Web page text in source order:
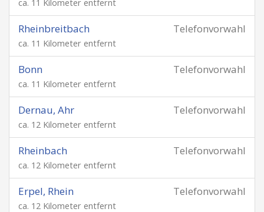
ca. 11 Kilometer entfernt
Telefonvorwahl
Rheinbreitbach
ca. 11 Kilometer entfernt
Telefonvorwahl
Bonn
ca. 11 Kilometer entfernt
Telefonvorwahl
Dernau, Ahr
ca. 12 Kilometer entfernt
Telefonvorwahl
Rheinbach
ca. 12 Kilometer entfernt
Telefonvorwahl
Erpel, Rhein
ca. 12 Kilometer entfernt